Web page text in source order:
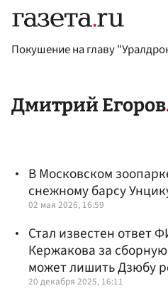
Покушение на главу
Дмитрий Егоров
В Московском
снежному барсу
02 мая 2026, 16:59
Стал известен ответ
Кержакова за
может лишить Дзюбу
20 декабря 2025, 16:11